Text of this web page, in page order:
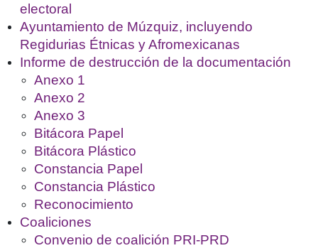
electoral
Ayuntamiento de Múzquiz, incluyendo
Regidurias Étnicas y Afromexicanas
Informe de destrucción de la documentación
Anexo 1
Anexo 2
Anexo 3
Bitácora Papel
Bitácora Plástico
Constancia Papel
Constancia Plástico
Reconocimiento
Coaliciones
Convenio de coalición PRI-PRD